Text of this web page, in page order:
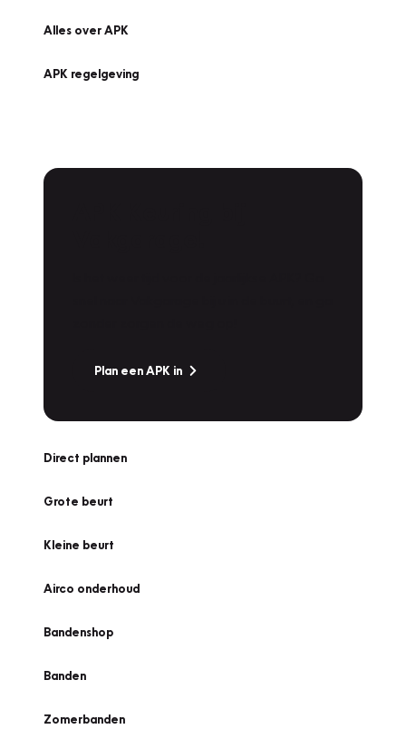
Alles over APK
APK regelgeving
Plan een APK in
Direct plannen
Grote beurt
Kleine beurt
Airco onderhoud
Bandenshop
Banden
Zomerbanden